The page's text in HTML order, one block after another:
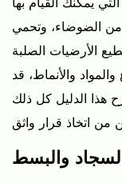
والبسط
يستحق
كل
هذا
العناء
في
المنازل
الحديثة؟
من الضوضاء، وتحمي
الأرضيات الصلبة
والأنماط، قد
هذا الدليل كل ذلك
والبسط